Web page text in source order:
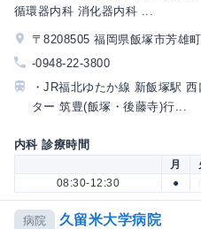
循環器内科 消化器内科 ...
〒8208505 福岡県飯塚市芳雄
-0948-22-3800
・JR福北ゆたか線 新飯塚駅
ター 筑豊(飯塚・後藤寺)行...
内科 診療時間
月
08:30-12:30
●
病院 久留米大学病院